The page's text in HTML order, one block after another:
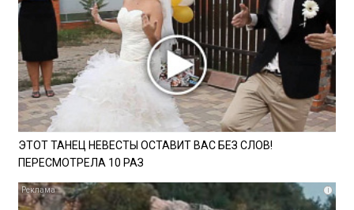
ЭТОТ ТАНЕЦ НЕВЕСТЫ ОСТАВИТ ВАС БЕЗ СЛОВ!
ПЕРЕСМОТРЕЛА 10 РАЗ
i